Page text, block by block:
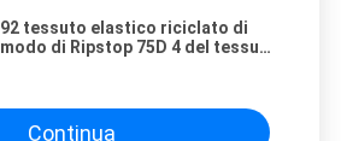
92 tessuto elastico riciclato di
modo di Ripstop 75D 4 del tessuto
Continua